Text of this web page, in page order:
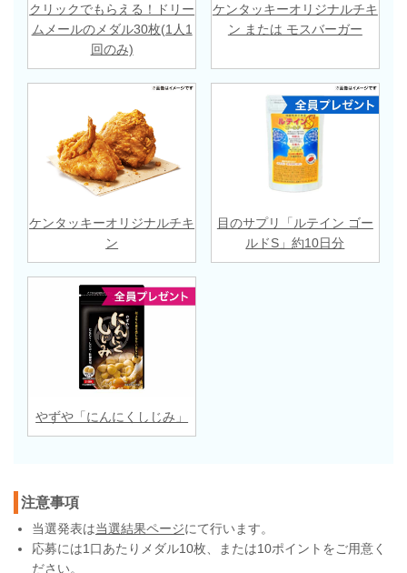
クリックでもらえる！ドリー
ムメールのメダル30枚(1人1
回のみ)
ケンタッキーオリジナルチキ
ン または モスバーガー
ケンタッキーオリジナルチキ
ン
目のサプリ「ルテイン ゴー
ルドS」約10日分
やずや「にんにくしじみ」
注意事項
当選発表は当選結果ページにて行います。
応募には1口あたりメダル10枚、または10ポイントをご用意く
ださい。